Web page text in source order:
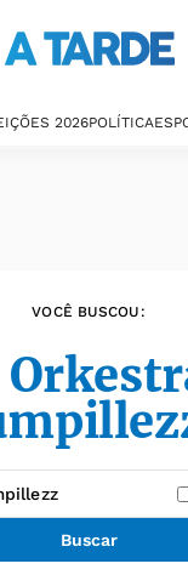
2026POLÍTICA
VOCÊ BUSCOU:
Buscar